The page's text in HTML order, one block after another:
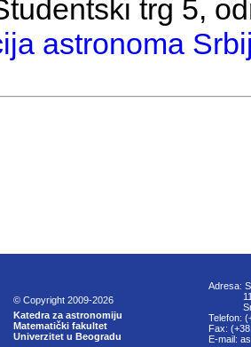
trg 5,
astronoma
© Copyright 2009-2026
Katedra za astronomiju
Matematički fakultet
Univerzitet u Beogradu
Adresa:
Telefon:
Fax:
E-mail: